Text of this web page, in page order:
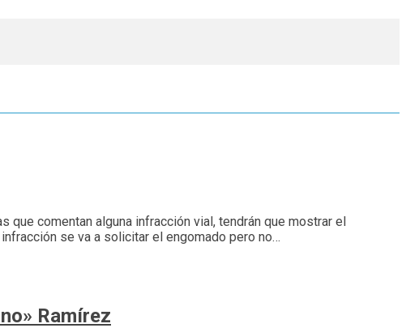
comentan alguna infracción vial, tendrán que mostrar el
se va a solicitar el engomado pero no…
Ramírez